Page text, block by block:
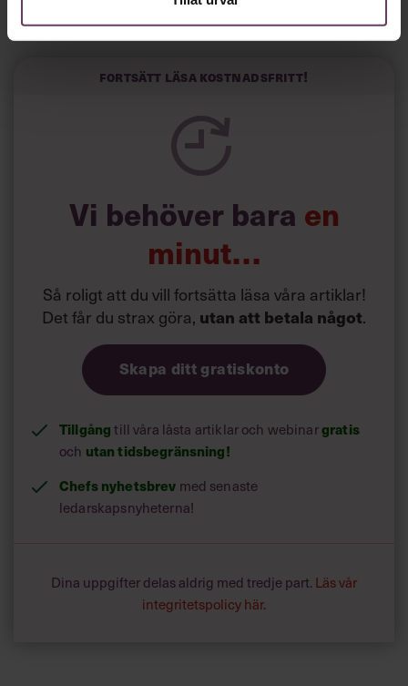
Horwitz har nu utvecklat sitt trick till en affärsidé: appen
Sinceerly som konverterar formellt och minutiöst
kortfattat slarviga vd-stilen.
Fortsätt läsa kostnadsfritt!
Vi behöver bara en
minut…
Så roligt att du vill fortsätta läsa våra artiklar!
Det får du strax göra, utan att betala något.
Skapa ditt gratiskonto
Tillgångtill våra låsta artiklar och webinargratis
och utan tidsbegränsning!
Chefs nyhetsbrev med senaste
ledarskapsnyheterna!
Dina uppgifter delas aldrig med tredje part. Läs vår
integritetspolicy här.